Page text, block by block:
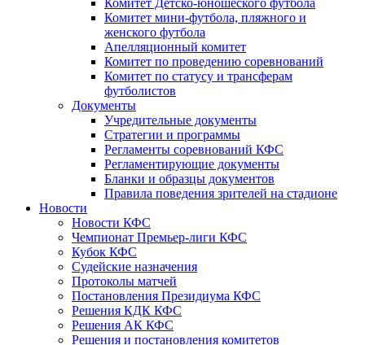
Комитет Детско-юношеского футбола
Комитет мини-футбола, пляжного и
женского футбола
Апелляционный комитет
Комитет по проведению соревнований
Комитет по статусу и трансферам
футболистов
Документы
Учредительные документы
Стратегии и программы
Регламенты соревнований КФС
Регламентирующие документы
Бланки и образцы документов
Правила поведения зрителей на стадионе
Новости
Новости КФС
Чемпионат Премьер-лиги КФС
Кубок КФС
Судейские назначения
Протоколы матчей
Постановления Президиума КФС
Решения КДК КФС
Решения АК КФС
Решения и постановления комитетов